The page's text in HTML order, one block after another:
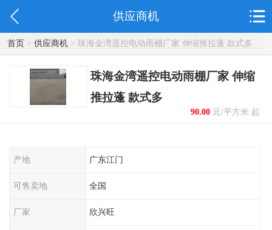
供应商机
首页> 供应商机> 珠海金湾遥控电动雨棚厂家 伸缩推拉蓬 款式多
珠海金湾遥控电动雨棚厂家 伸缩
推拉蓬 款式多
90.00元/平方米 起
产地 广东江门
可售卖地 全国
厂家 欣兴旺